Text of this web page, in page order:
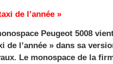
de l’année »
Peugeot 5008
de l’année » dans sa
Le monospace de la